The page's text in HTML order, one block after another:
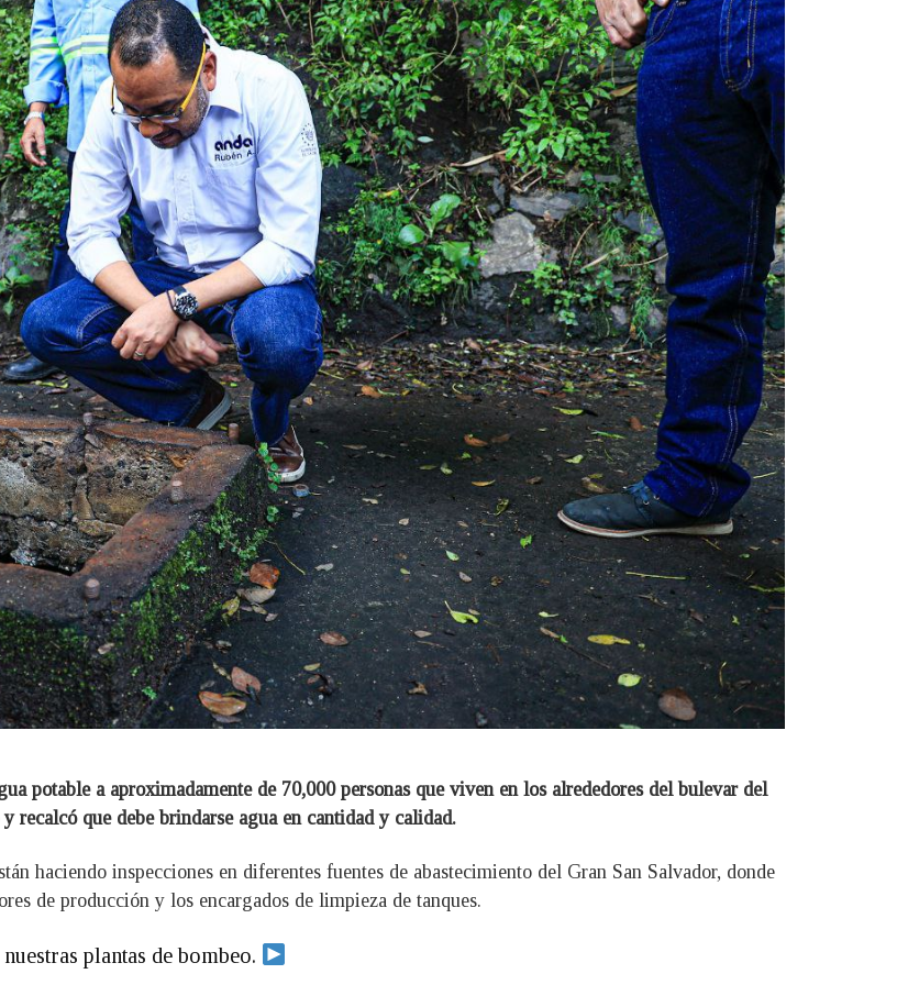
potable a aproximadamente de 70,000 personas que viven en los alrededores del bulevar del
que debe brindarse agua en cantidad y calidad.
haciendo inspecciones en diferentes fuentes de abastecimiento del Gran San Salvador, donde
de producción y los encargados de limpieza de tanques.
plantas de bombeo.